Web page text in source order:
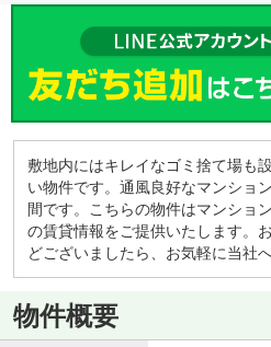
敷地内にはキレイなゴミ捨て場も
い物件です。通風良好なマンショ
間です。こちらの物件はマンショ
の賃貸情報をご提供いたします。
どございましたら、お気軽に当社
物件概要